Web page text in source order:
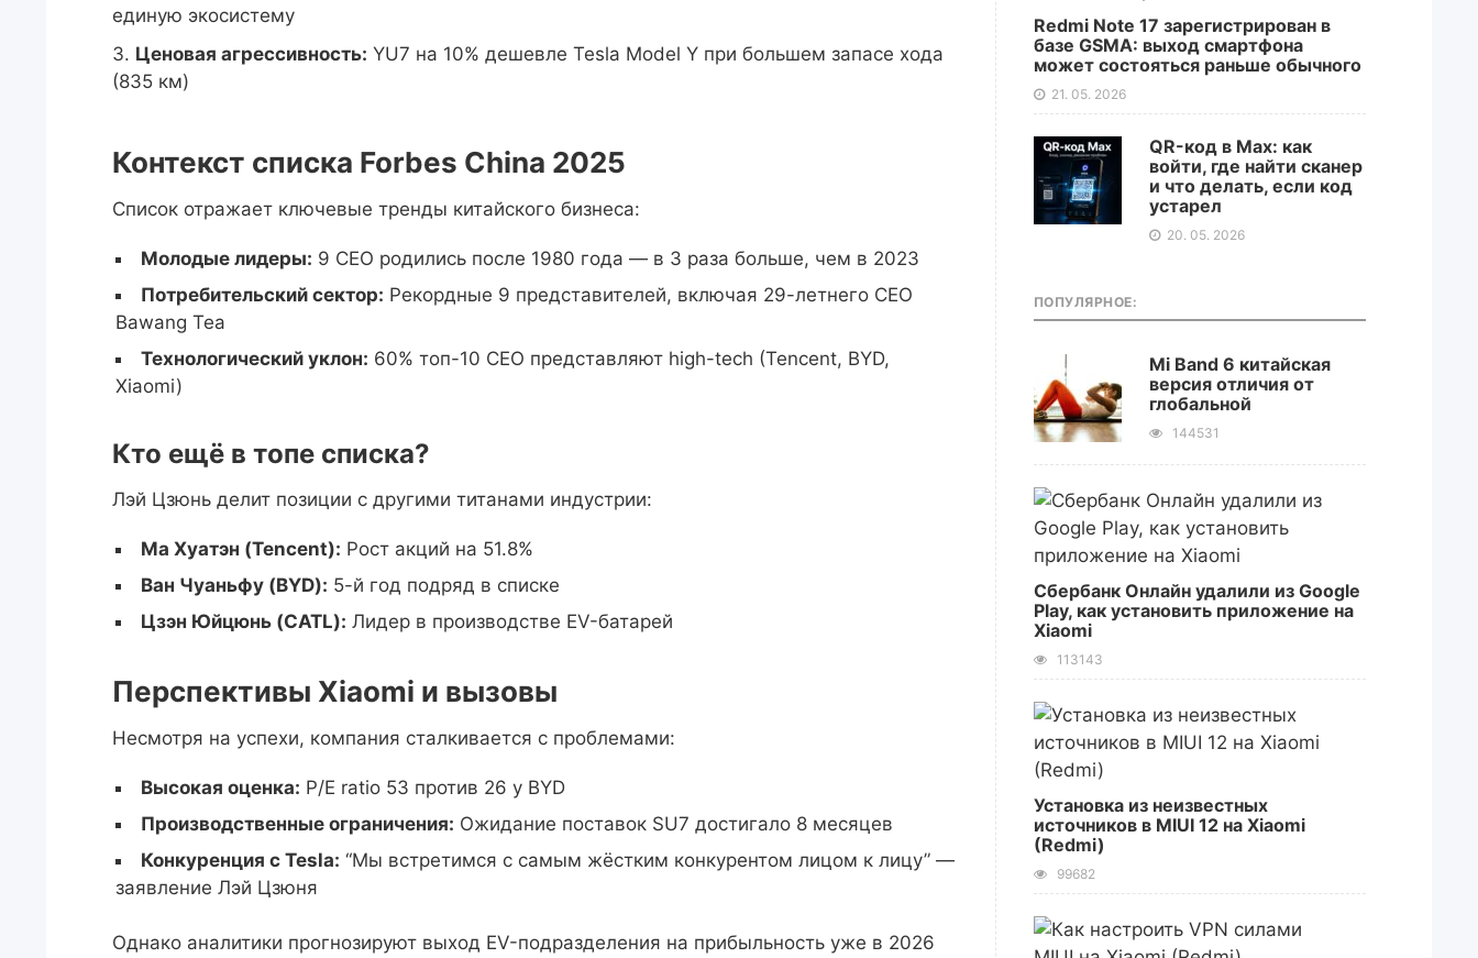
единую экосистему
Ценовая агрессивность: YU7 на 10% дешевле Tesla Model Y при большем запасе хода
(835 км)
Контекст списка Forbes China 2025
Список отражает ключевые тренды китайского бизнеса:
Молодые лидеры: 9 CEO родились после 1980 года — в 3 раза больше, чем в 2023
Потребительский сектор: Рекордные 9 представителей, включая 29-летнего CEO
Bawang Tea
Технологический уклон: 60% топ-10 CEO представляют high-tech (Tencent, BYD,
Xiaomi)
Кто ещё в топе списка?
Лэй Цзюнь делит позиции с другими титанами индустрии:
Ма Хуатэн (Tencent): Рост акций на 51.8%
Ван Чуаньфу (BYD): 5-й год подряд в списке
Цзэн Юйцюнь (CATL): Лидер в производстве EV-батарей
Перспективы Xiaomi и вызовы
Несмотря на успехи, компания сталкивается с проблемами:
Высокая оценка: P/E ratio 53 против 26 у BYD
Производственные ограничения: Ожидание поставок SU7 достигало 8 месяцев
Конкуренция с Tesla: “Мы встретимся с самым жёстким конкурентом лицом к лицу” —
заявление Лэй Цзюня
Однако аналитики прогнозируют выход EV-подразделения на прибыльность уже в 2026
Redmi Note 17 зарегистрирован в
базе GSMA: выход смартфона
может состояться раньше обычного
21. 05. 2026
QR-код в Max: как
войти, где найти сканер
и что делать, если код
устарел
20. 05. 2026
ПОПУЛЯРНОЕ:
Mi Band 6 китайская
версия отличия от
глобальной
144531
Сбербанк Онлайн удалили из Google
Play, как установить приложение на
Xiaomi
113143
Установка из неизвестных
источников в MIUI 12 на Xiaomi
(Redmi)
99682